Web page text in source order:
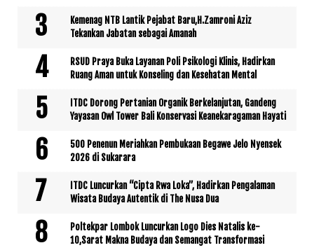
Kemenag NTB Lantik Pejabat Baru,H.Zamroni Aziz
Tekankan Jabatan sebagai Amanah
RSUD Praya Buka Layanan Poli Psikologi Klinis, Hadirkan
Ruang Aman untuk Konseling dan Kesehatan Mental
ITDC Dorong Pertanian Organik Berkelanjutan, Gandeng
Yayasan Owl Tower Bali Konservasi Keanekaragaman Hayati
500 Penenun Meriahkan Pembukaan Begawe Jelo Nyensek
2026 di Sukarara
ITDC Luncurkan “Cipta Rwa Loka”, Hadirkan Pengalaman
Wisata Budaya Autentik di The Nusa Dua
Poltekpar Lombok Luncurkan Logo Dies Natalis ke-
10,Sarat Makna Budaya dan Semangat Transformasi